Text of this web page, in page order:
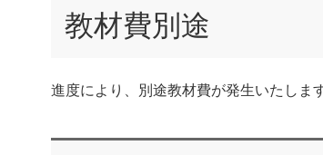
教材費別途
進度により、別途教材費が発生いたします